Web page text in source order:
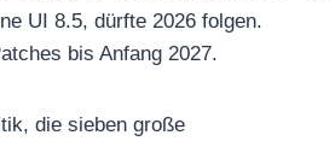
UI 8.5, dürfte 2026 folgen.
bis Anfang 2027.
die sieben große